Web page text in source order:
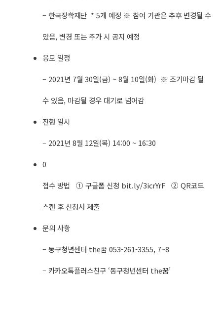
– 한국장학재단 * 5개 예정​ ※ 참여 기관은 추후 변경될 수
있음, 변경 또는 추가 시 공지 예정
응모 일정
– 2021년 7월 30일(금) ~ 8월 10일(화) ※ 조기마감 될
수 있음, 마감될 경우 대기로 넘어감
진행 일시
– 2021년 8월 12일(목) 14:00 ~ 16:30 ​
0
접수 방법 ① 구글폼 신청 bit.ly/3icrYrF ② QR코드
스캔 후 신청서 제출
문의 사항
– 동구청년센터 the꿈 053-261-3355, 7~8
– 카카오톡플러스친구 ‘동구청년센터 the꿈’​